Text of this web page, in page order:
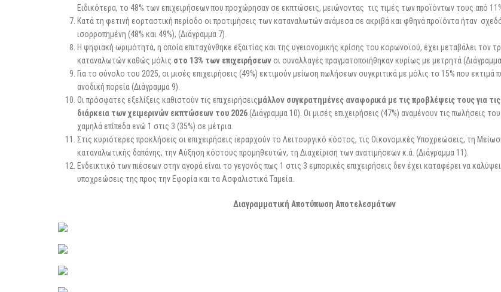
Ειδικότερα, το 48% των επιχειρήσεων που προχώρησαν σε εκπτώσεις, μειώνοντας τις τιμές των προϊόντων τους από
Κατά τη φετινή εορταστική περίοδο οι προτιμήσεις των καταναλωτών ανάμεσα σε ακριβά και φθηνά προϊόντα ήταν
ισορροπημένη (48% και 49%), (Διάγραμμα 7).
Η ψηφιακή ωριμότητα, η οποία επιταχύνθηκε εξαιτίας και της υγειονομικής κρίσης του κορωνοϊού, έχει μεταβάλει τον
καταναλωτών καθώς μόλις στο 13% των επιχειρήσεων οι συναλλαγές πραγματοποιήθηκαν κυρίως με μετρητά (Διάγραμμα
Για το σύνολο του 2025, οι μισές επιχειρήσεις (49%) εκτιμούν μείωση πωλήσεων συγκριτικά με μόλις το 15% που εκτιμά
ανοδική πορεία (Διάγραμμα 9).
Οι πρόσφατες εξελίξεις καθιστούν τις επιχειρήσειςμάλλον συγκρατημένες αναφορικά με τις προβλέψεις τους για
διάρκεια των χειμερινών εκπτώσεων του 2026(Διάγραμμα 10). Οι μισές επιχειρήσεις (47%) αναμένουν τις πωλήσεις
χαμηλά επίπεδα ενώ 1 στις 3 (35%) σε μέτρια.
Στις κυριότερες προκλήσεις οι επιχειρήσεις ιεραρχούν το Λειτουργικό κόστος, τις Οικονομικές Υποχρεώσεις, τη
καταναλωτικής δαπάνης, την Αύξηση κόστους προμηθευτών, τη Διαχείριση των ανατιμήσεων κ.ά. (Διάγραμμα 11).
Ενδεικτικό των πιέσεων στην αγορά είναι το γεγονός πως 1 στις 3 εμπορικές επιχειρήσεις δεν έχει καταφέρει να
υποχρεώσεις της προς την Εφορία και τα Ασφαλιστικά Ταμεία.
Διαγραμματική Αποτύπωση Αποτελεσμάτων